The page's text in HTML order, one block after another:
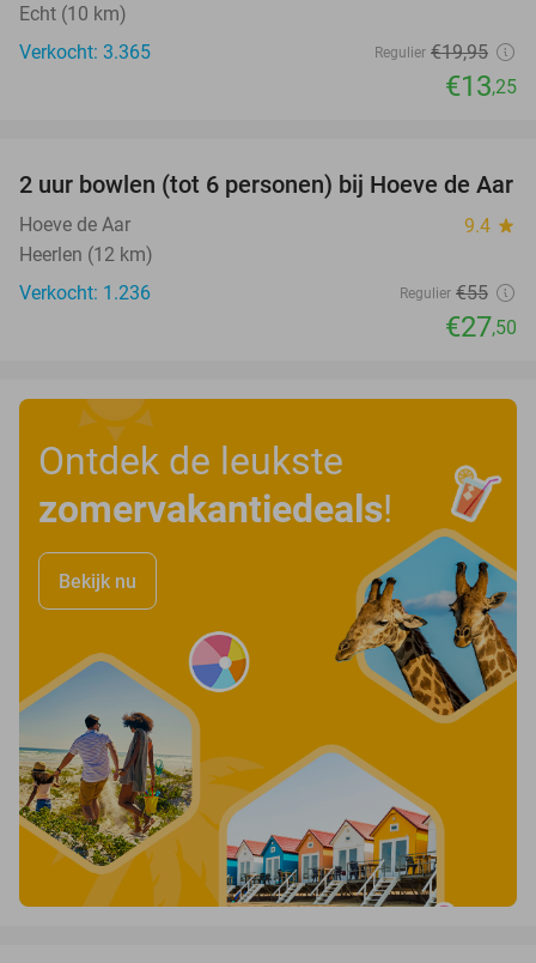
Echt (10 km)
Verkocht: 3.365
Regulier €19,95
€13,25
50%
2 uur bowlen (tot 6 personen) bij Hoeve de Aar
Hoeve de Aar 9.4 star
Heerlen (12 km)
Verkocht: 1.236
Regulier €55
€27,50
Ontdek de leukste
zomervakantiedeals!
Bekijk nu